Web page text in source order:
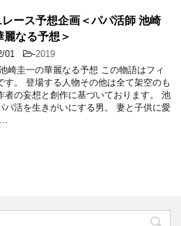
ース予想企画＜パパ活師 池崎
麗なる予想＞
01 -2019
崎圭一の華麗なる予想 この物語はフィ
す。 登場する人物その他は全て架空のも
者の妄想と創作に基づいております。 池
パ活を生きがいにする男。 妻と子供に愛